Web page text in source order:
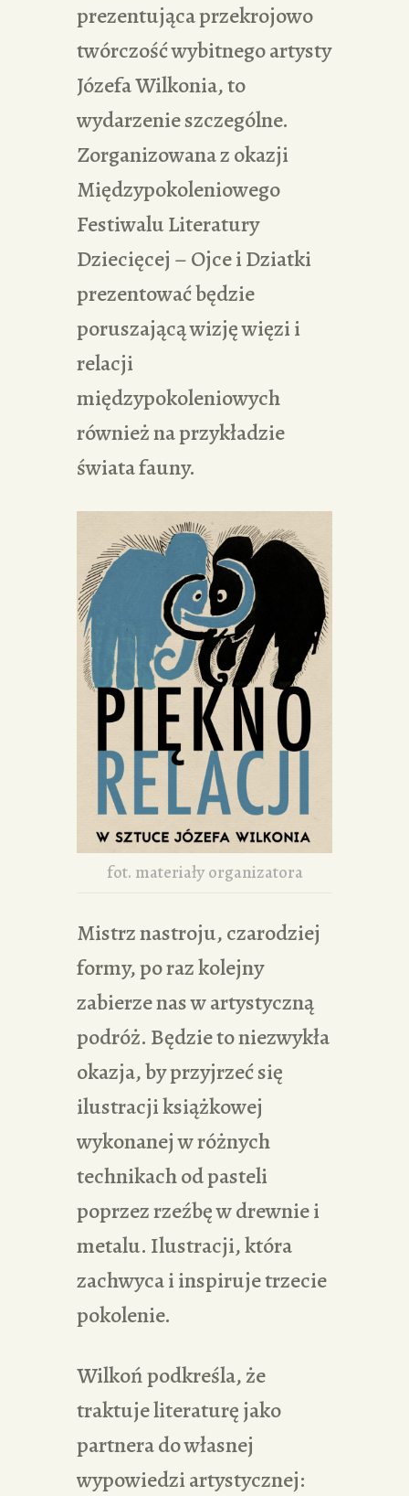
prezentująca przekrojowo
twórczość wybitnego artysty
Józefa Wilkonia, to
wydarzenie szczególne.
Zorganizowana z okazji
Międzypokoleniowego
Festiwalu Literatury
Dziecięcej – Ojce i Dziatki
prezentować będzie
poruszającą wizję więzi i
relacji
międzypokoleniowych
również na przykładzie
świata fauny.
fot. materiały organizatora
Mistrz nastroju, czarodziej
formy, po raz kolejny
zabierze nas w artystyczną
podróż. Będzie to niezwykła
okazja, by przyjrzeć się
ilustracji książkowej
wykonanej w różnych
technikach od pasteli
poprzez rzeźbę w drewnie i
metalu. Ilustracji, która
zachwyca i inspiruje trzecie
pokolenie.
Wilkoń podkreśla, że
traktuje literaturę jako
partnera do własnej
wypowiedzi artystycznej: